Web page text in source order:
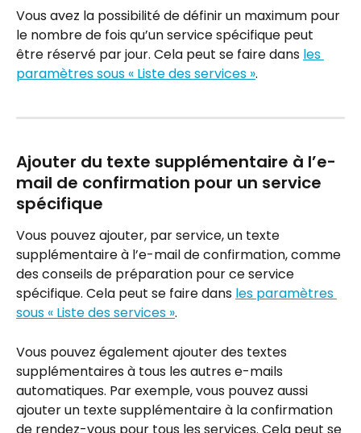
Vous avez la possibilité de définir un maximum pour
le nombre de fois qu’un service spécifique peut
être réservé par jour. Cela peut se faire dans les
paramètres sous « Liste des services ».
Ajouter du texte supplémentaire à l’e-
mail de confirmation pour un service
spécifique
Vous pouvez ajouter, par service, un texte
supplémentaire à l’e-mail de confirmation, comme
des conseils de préparation pour ce service
spécifique. Cela peut se faire dans les paramètres
sous « Liste des services ».
Vous pouvez également ajouter des textes
supplémentaires à tous les autres e-mails
automatiques. Par exemple, vous pouvez aussi
ajouter un texte supplémentaire à la confirmation
de rendez-vous pour tous les services. Cela peut se